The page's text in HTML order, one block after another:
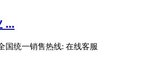
...
国统一销售热线: 在线客服